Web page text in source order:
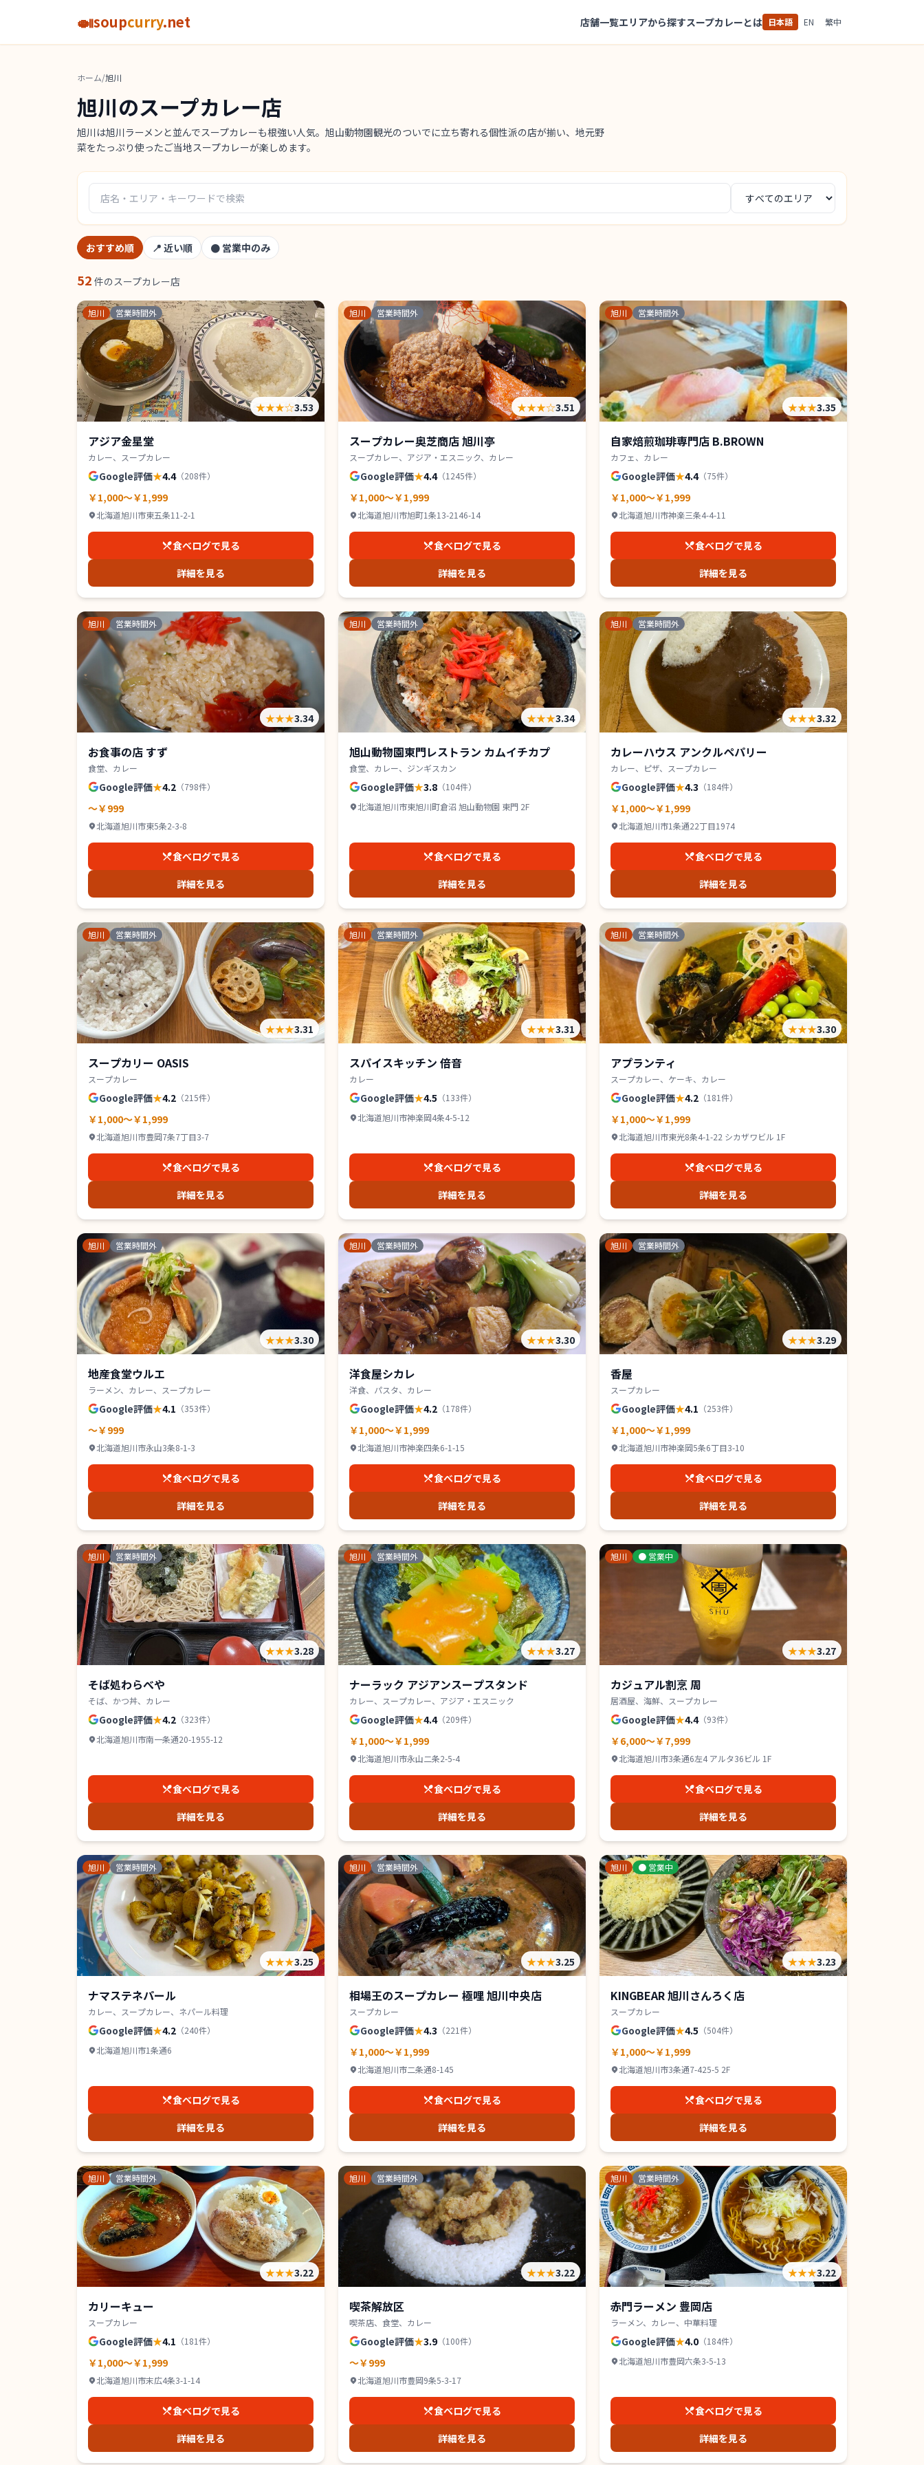
🍛soupcurry.net 店舗一覧エリアから探すスープカレーとは 日本語 EN 繁中
ホーム/旭川
旭川のスープカレー店
旭川は旭川ラーメンと並んでスープカレーも根強い人気。旭山動物園観光のついでに立ち寄れる個性派の店が揃い、地元野
菜をたっぷり使ったご当地スープカレーが楽しめます。
おすすめ順 📍 近い順 ● 営業中のみ
52 件のスープカレー店
旭川 営業時間外
★★★☆3.53
アジア金星堂
カレー、スープカレー
Google評価★4.4（208件）
￥1,000～￥1,999
北海道旭川市東五条11-2-1
食べログで見る
詳細を見る
旭川 営業時間外
★★★☆3.51
スープカレー奥芝商店 旭川亭
スープカレー、アジア・エスニック、カレー
Google評価★4.4（1245件）
￥1,000～￥1,999
北海道旭川市旭町1条13-2146-14
食べログで見る
詳細を見る
旭川 営業時間外
★★★3.35
自家焙煎珈琲専門店 B.BROWN
カフェ、カレー
Google評価★4.4（75件）
￥1,000～￥1,999
北海道旭川市神楽三条4-4-11
食べログで見る
詳細を見る
旭川 営業時間外
★★★3.34
お食事の店 すず
食堂、カレー
Google評価★4.2 （798件）
～￥999
北海道旭川市東5条2-3-8
食べログで見る
詳細を見る
旭川 営業時間外
★★★3.34
旭山動物園東門レストラン カムイチカプ
食堂、カレー、ジンギスカン
Google評価★3.8 （104件）
北海道旭川市東旭川町倉沼 旭山動物園 東門 2F
食べログで見る
詳細を見る
旭川 営業時間外
★★★3.32
カレーハウス アンクルペパリー
カレー、ピザ、スープカレー
Google評価★4.3 （184件）
￥1,000～￥1,999
北海道旭川市1条通22丁目1974
食べログで見る
詳細を見る
旭川 営業時間外
★★★3.31
スープカリー OASIS
スープカレー
Google評価★4.2 （215件）
￥1,000～￥1,999
北海道旭川市豊岡7条7丁目3-7
食べログで見る
詳細を見る
旭川 営業時間外
★★★3.31
スパイスキッチン 倍音
カレー
Google評価★4.5 （133件）
北海道旭川市神楽岡4条4-5-12
食べログで見る
詳細を見る
旭川 営業時間外
★★★3.30
アプランティ
スープカレー、ケーキ、カレー
Google評価★4.2 （181件）
￥1,000～￥1,999
北海道旭川市東光8条4-1-22 シカザワビル 1F
食べログで見る
詳細を見る
旭川 営業時間外
★★★3.30
地産食堂ウルエ
ラーメン、カレー、スープカレー
Google評価★4.1 （353件）
～￥999
北海道旭川市永山3条8-1-3
食べログで見る
詳細を見る
旭川 営業時間外
★★★3.30
洋食屋シカレ
洋食、パスタ、カレー
Google評価★4.2 （178件）
￥1,000～￥1,999
北海道旭川市神楽四条6-1-15
食べログで見る
詳細を見る
旭川 営業時間外
★★★3.29
香屋
スープカレー
Google評価★4.1 （253件）
￥1,000～￥1,999
北海道旭川市神楽岡5条6丁目3-10
食べログで見る
詳細を見る
旭川 営業時間外
★★★3.28
そば処わらべや
そば、かつ丼、カレー
Google評価★4.2 （323件）
北海道旭川市南一条通20-1955-12
食べログで見る
詳細を見る
旭川 営業時間外
★★★3.27
ナーラック アジアンスープスタンド
カレー、スープカレー、アジア・エスニック
Google評価★4.4（209件）
￥1,000～￥1,999
北海道旭川市永山二条2-5-4
食べログで見る
詳細を見る
旭川 ● 営業中
★★★3.27
カジュアル割烹 周
居酒屋、海鮮、スープカレー
Google評価★4.4（93件）
￥6,000～￥7,999
北海道旭川市3条通6左4 アルタ36ビル 1F
食べログで見る
詳細を見る
旭川 営業時間外
★★★3.25
ナマステネパール
カレー、スープカレー、ネパール料理
Google評価★4.2 （240件）
北海道旭川市1条通6
食べログで見る
詳細を見る
旭川 営業時間外
★★★3.25
相場王のスープカレー 極哩 旭川中央店
スープカレー
Google評価★4.3 （221件）
￥1,000～￥1,999
北海道旭川市二条通8-145
食べログで見る
詳細を見る
旭川 ● 営業中
★★★3.23
KINGBEAR 旭川さんろく店
スープカレー
Google評価★4.5 （504件）
￥1,000～￥1,999
北海道旭川市3条通7-425-5 2F
食べログで見る
詳細を見る
旭川 営業時間外
★★★3.22
カリーキュー
スープカレー
Google評価★4.1 （181件）
￥1,000～￥1,999
北海道旭川市末広4条3-1-14
食べログで見る
詳細を見る
旭川 営業時間外
★★★3.22
喫茶解放区
喫茶店、食堂、カレー
Google評価★3.9 （100件）
～￥999
北海道旭川市豊岡9条5-3-17
食べログで見る
詳細を見る
旭川 営業時間外
★★★3.22
赤門ラーメン 豊岡店
ラーメン、カレー、中華料理
Google評価★4.0 （184件）
北海道旭川市豊岡六条3-5-13
食べログで見る
詳細を見る